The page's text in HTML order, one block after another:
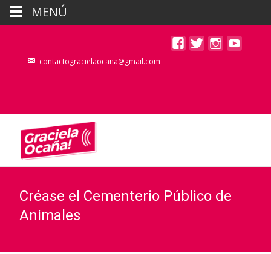
contactogracielaocana@gmail.com
Créase el Cementerio Público de
Animales
MENÚ